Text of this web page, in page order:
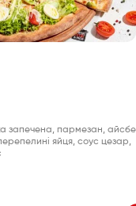
запечена, пармезан,
яйця, соус цезар,